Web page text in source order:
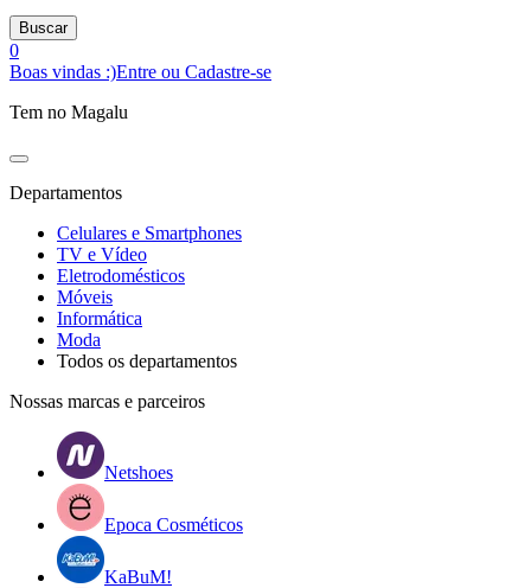
Buscar
0
Boas vindas :)Entre ou Cadastre-se
Tem no Magalu
Departamentos
Celulares e Smartphones
TV e Vídeo
Eletrodomésticos
Móveis
Informática
Moda
Todos os departamentos
Nossas marcas e parceiros
Netshoes
Epoca Cosméticos
KaBuM!